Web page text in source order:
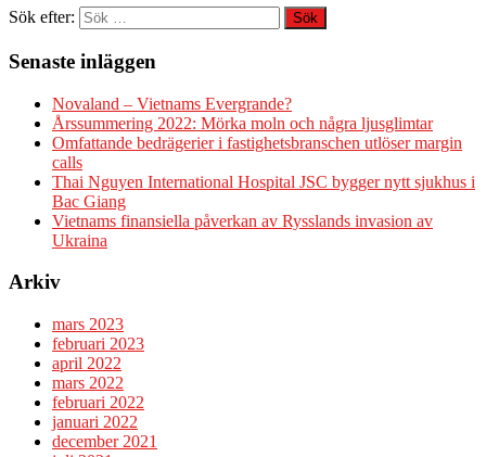
Sök efter:
Senaste inläggen
Novaland – Vietnams Evergrande?
Årssummering 2022: Mörka moln och några ljusglimtar
Omfattande bedrägerier i fastighetsbranschen utlöser margin
calls
Thai Nguyen International Hospital JSC bygger nytt sjukhus i
Bac Giang
Vietnams finansiella påverkan av Rysslands invasion av
Ukraina
Arkiv
mars 2023
februari 2023
april 2022
mars 2022
februari 2022
januari 2022
december 2021